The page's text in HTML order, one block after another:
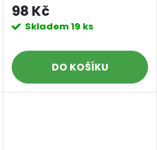
98 Kč
Skladem19 ks
DO KOŠÍKU